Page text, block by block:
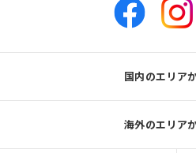
国内のエリア
海外のエリア